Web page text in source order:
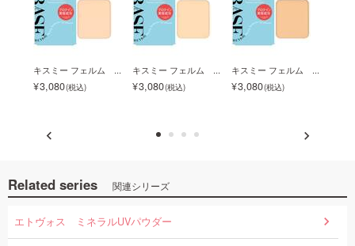
キスミー フェルム ...
3,080
キスミー フェルム ...
3,080
キスミー フェルム ...
3,080
Related series 関連シリーズ
エトヴォス ミネラルUVパウダー